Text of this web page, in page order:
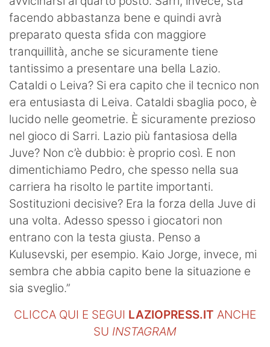
facendo abbastanza bene e quindi avrà
preparato questa sfida con maggiore
tranquillità, anche se sicuramente tiene
tantissimo a presentare una bella Lazio.
Cataldi o Leiva? Si era capito che il tecnico non
era entusiasta di Leiva. Cataldi sbaglia poco, è
lucido nelle geometrie. È sicuramente prezioso
nel gioco di Sarri. Lazio più fantasiosa della
Juve? Non c’è dubbio: è proprio così. E non
dimentichiamo Pedro, che spesso nella sua
carriera ha risolto le partite importanti.
Sostituzioni decisive? Era la forza della Juve di
una volta. Adesso spesso i giocatori non
entrano con la testa giusta. Penso a
Kulusevski, per esempio. Kaio Jorge, invece, mi
sembra che abbia capito bene la situazione e
sia sveglio.”
CLICCA QUI E SEGUI LAZIOPRESS.IT ANCHE
SU INSTAGRAM